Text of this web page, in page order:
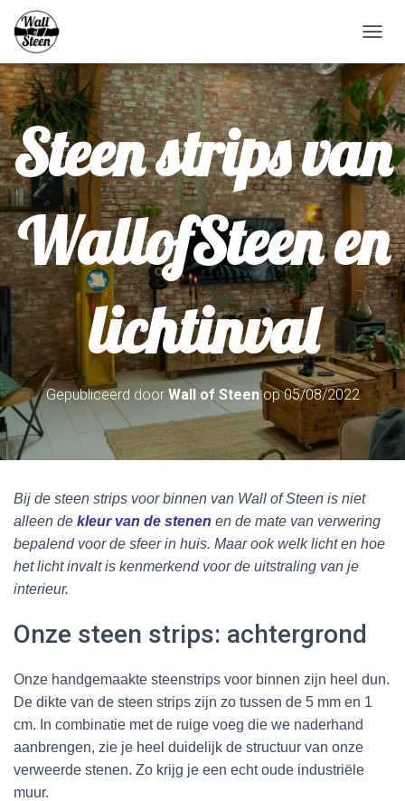
A
V
I
G
A
T
I
E
W
I
S
S
E
L
E
N
Steen strips van
WallofSteen en
lichtinval
Gepubliceerd door Wall of Steenop05/08/2022
Bij de steen strips voor binnen van Wall of Steen is niet
alleen de kleur van de stenen en de mate van verwering
bepalend voor de sfeer in huis. Maar ook welk licht en hoe
het licht invalt is kenmerkend voor de uitstraling van je
interieur.
Onze steen strips: achtergrond
Onze handgemaakte steenstrips voor binnen zijn heel dun.
De dikte van de steen strips zijn zo tussen de 5 mm en 1
cm. In combinatie met de ruige voeg die we naderhand
aanbrengen, zie je heel duidelijk de structuur van onze
verweerde stenen. Zo krijg je een echt oude industriële
muur.